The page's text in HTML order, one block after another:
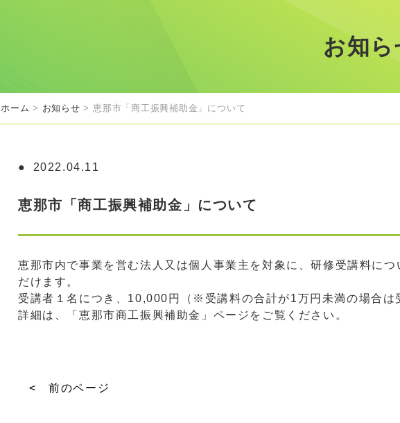
お知ら
ホーム > お知らせ > 恵那市「商工振興補助金」について
2022.04.11
恵那市「商工振興補助金」について
恵那市内で事業を営む法人又は個人事業主を対象に、研修受講料につ
だけます。
受講者１名につき、10,000円（※受講料の合計が1万円未満の場合は
詳細は、
「恵那市商工振興補助金」 ページをご覧ください。
< 前のページ